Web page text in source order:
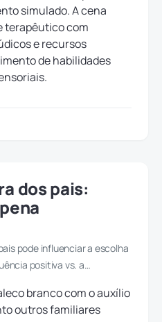
dos pais:
pode influenciar a escolha
positiva vs. a…